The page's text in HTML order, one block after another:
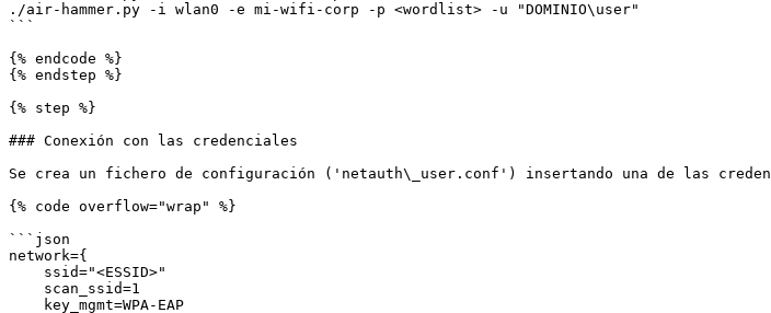
./air-hammer.py -i wlan0 -e mi-wifi-corp -p <wordlist> -u "DOMINIO\user"
```
{% endcode %}
{% endstep %}
{% step %}
### Conexión con las credenciales
Se crea un fichero de configuración ('netauth\_user.conf') insertando una de las
{% code overflow="wrap" %}
```json
network={